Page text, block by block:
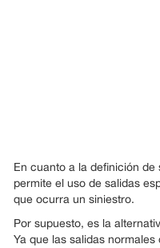
En cuanto a la definición
permite el uso de salidas
que ocurra un siniestro.
Por supuesto, es la
Ya que las salidas